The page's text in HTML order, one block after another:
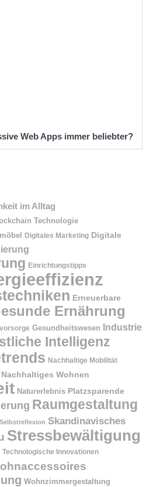
Web Apps immer beliebter?
im Alltag
Technologie
Digitales Marketing Digitale
Einrichtungstipps
Erneuerbare
Ernährung
Gesundheitswesen Industrie
Intelligenz
Nachhaltige Mobilität
Nachhaltiges Wohnen
Naturerlebnis Platzsparende
Raumgestaltung
Selbstreflexion Skandinavisches
Stressbewältigung
Technologische Innovationen
Wohnzimmergestaltung